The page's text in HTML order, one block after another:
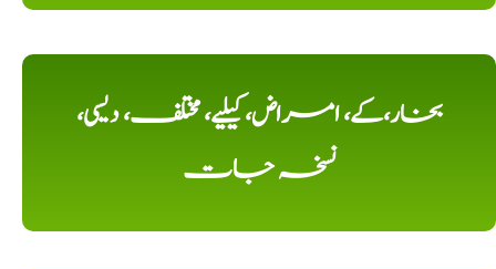
بخار،کے، امراض، کیلیے، مختلف، دیسی،
نسخہ جات